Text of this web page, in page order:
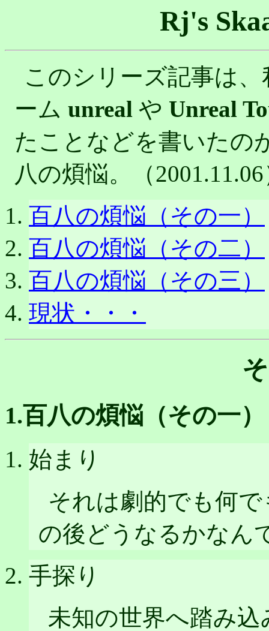
Rj's
このシリーズ記事は
ーム unreal や Unreal
たことなどを書いたの
八の煩悩。（
百八の煩悩（その一）
百八の煩悩（その二）
百八の煩悩（その三）
現状・・・
1.百八の煩悩（その一）
始まり
それは劇的でも何
の後どうなるかなん
手探り
未知の世界へ踏み